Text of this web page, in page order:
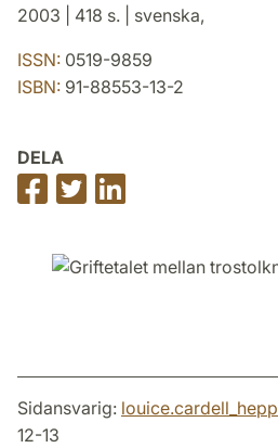
2003 | 418 s. | svenska,
ISSN: 0519-9859
ISBN: 91-88553-13-2
DELA
Dela
på
Dela
på
på
Sidansvarig: louice.cardell_hepp
12-13